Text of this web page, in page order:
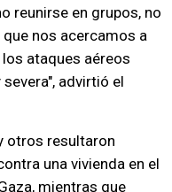
reunirse en grupos, no
nos acercamos a
ataques aéreos
advirtió el
otros resultaron
una vivienda en el
mientras que